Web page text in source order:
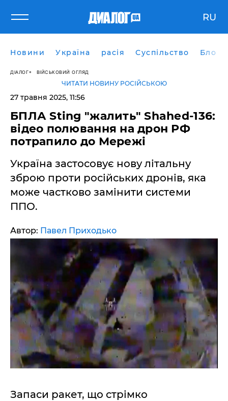
RU
Новини Україна расія Суспільство Блоги
ДІАЛОГ ВІЙСЬКОВИЙ ОГЛЯД
ЧИТАТИ НОВИНУ РОСІЙСЬКОЮ
27 травня 2025, 11:56
БПЛА Sting "жалить" Shahed-136:
відео полювання на дрон РФ
потрапило до Мережі
Україна застосовує нову літальну
зброю проти російських дронів, яка
може частково замінити системи
ППО.
Автор: Павел Приходько
Запаси ракет, що стрімко